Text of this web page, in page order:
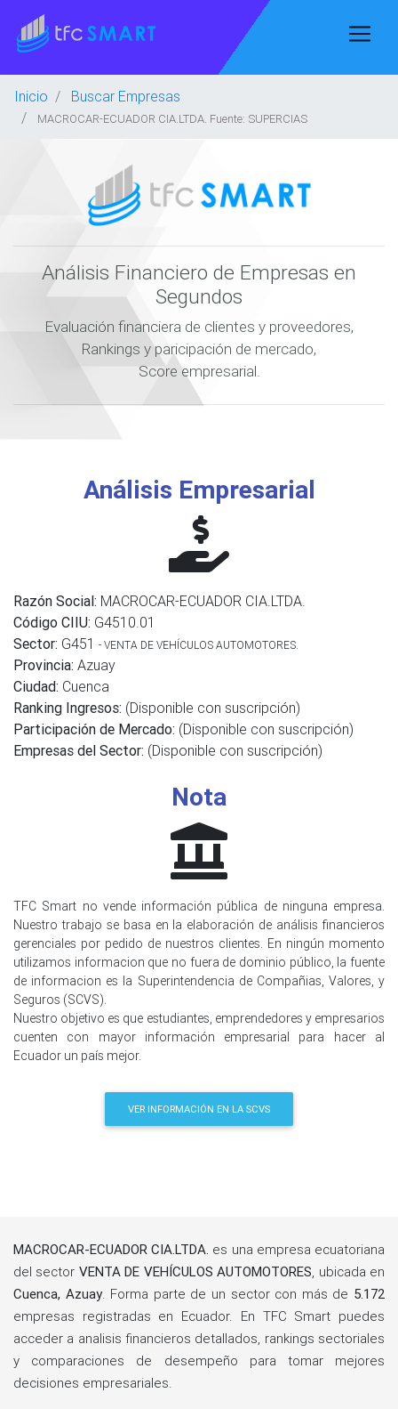
Inicio Buscar Empresas
MACROCAR-ECUADOR CIA.LTDA. Fuente: SUPERCIAS
Análisis Financiero de Empresas en
Segundos
Evaluación financiera de clientes y proveedores,
Rankings y paricipación de mercado,
Score empresarial.
Análisis Empresarial
Razón Social: MACROCAR-ECUADOR CIA.LTDA.
Código CIIU: G4510.01
Sector: G451 - VENTA DE VEHÍCULOS AUTOMOTORES.
Provincia: Azuay
Ciudad: Cuenca
Ranking Ingresos: (Disponible con suscripción)
Participación de Mercado: (Disponible con suscripción)
Empresas del Sector: (Disponible con suscripción)
Nota
TFC Smart no vende información pública de ninguna empresa.
Nuestro trabajo se basa en la elaboración de análisis financieros
gerenciales por pedido de nuestros clientes. En ningún momento
utilizamos informacion que no fuera de dominio público, la fuente
de informacion es la Superintendencia de Compañias, Valores, y
Seguros (SCVS).
Nuestro objetivo es que estudiantes, emprendedores y empresarios
cuenten con mayor información empresarial para hacer al
Ecuador un país mejor.
VER INFORMACIÓN EN LA SCVS
MACROCAR-ECUADOR CIA.LTDA. es una empresa ecuatoriana
del sector VENTA DE VEHÍCULOS AUTOMOTORES, ubicada en
Cuenca, Azuay. Forma parte de un sector con más de 5.172
empresas registradas en Ecuador. En TFC Smart puedes
acceder a analisis financieros detallados, rankings sectoriales
y comparaciones de desempeño para tomar mejores
decisiones empresariales.